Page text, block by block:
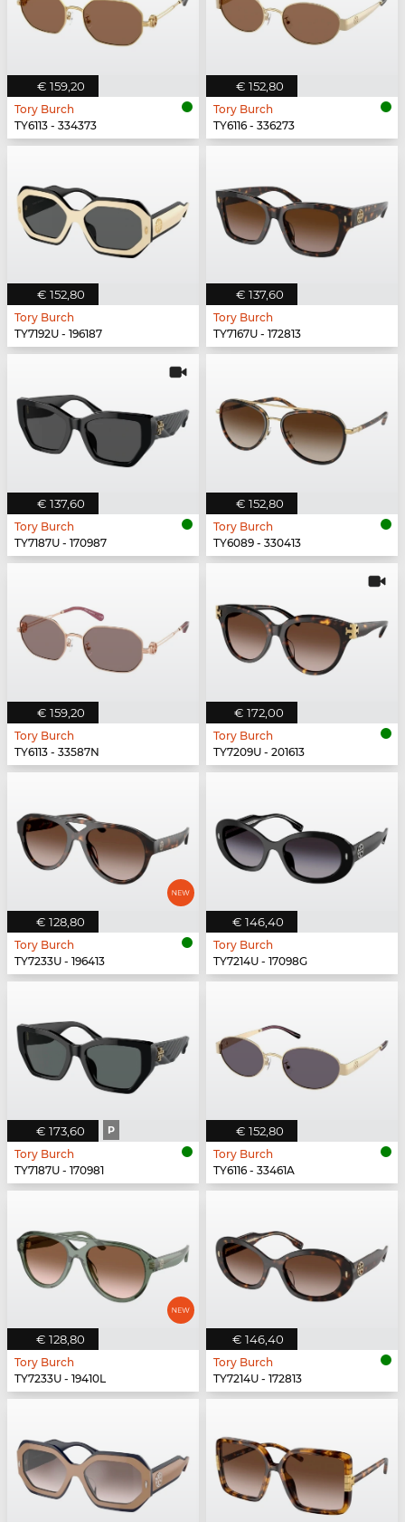
€ 159,20
Tory Burch
TY6113 - 334373
€ 152,80
Tory Burch
TY6116 - 336273
€ 152,80
Tory Burch
TY7192U - 196187
€ 137,60
Tory Burch
TY7167U - 172813
€ 137,60
Tory Burch
TY7187U - 170987
€ 152,80
Tory Burch
TY6089 - 330413
€ 159,20
Tory Burch
TY6113 - 33587N
€ 172,00
Tory Burch
TY7209U - 201613
€ 128,80
Tory Burch
TY7233U - 196413
€ 146,40
Tory Burch
TY7214U - 17098G
€ 173,60 P
Tory Burch
TY7187U - 170981
€ 152,80
Tory Burch
TY6116 - 33461A
€ 128,80
Tory Burch
TY7233U - 19410L
€ 146,40
Tory Burch
TY7214U - 172813